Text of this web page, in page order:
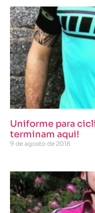
Uniforme para
terminam aqui!
9 de agosto de 2018